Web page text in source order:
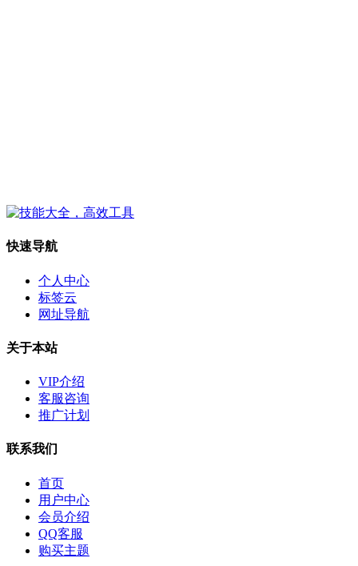
快速导航
个人中心
标签云
网址导航
关于本站
VIP介绍
客服咨询
推广计划
联系我们
首页
用户中心
会员介绍
QQ客服
购买主题